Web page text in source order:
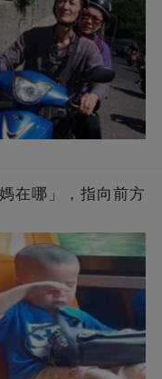
在哪」，指向前方